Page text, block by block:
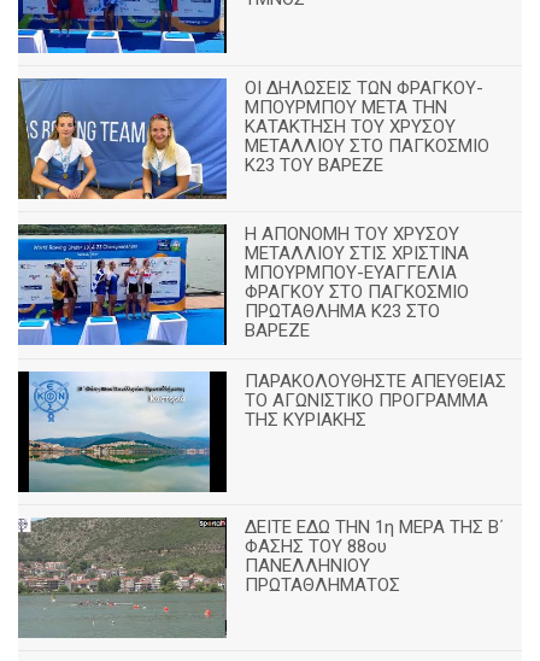
ΟΙ ΔΗΛΩΣΕΙΣ ΤΩΝ ΦΡΑΓΚΟΥ-
ΜΠΟΥΡΜΠΟΥ ΜΕΤΑ ΤΗΝ
ΚΑΤΑΚΤΗΣΗ ΤΟΥ ΧΡΥΣΟΥ
ΜΕΤΑΛΛΙΟΥ ΣΤΟ ΠΑΓΚΟΣΜΙΟ
Κ23 ΤΟΥ ΒΑΡΕΖΕ
Η ΑΠΟΝΟΜΗ ΤΟΥ ΧΡΥΣΟΥ
ΜΕΤΑΛΛΙΟΥ ΣΤΙΣ ΧΡΙΣΤΙΝΑ
ΜΠΟΥΡΜΠΟΥ-ΕΥΑΓΓΕΛΙΑ
ΦΡΑΓΚΟΥ ΣΤΟ ΠΑΓΚΟΣΜΙΟ
ΠΡΩΤΑΘΛΗΜΑ Κ23 ΣΤΟ
ΒΑΡΕΖΕ
ΠΑΡΑΚΟΛΟΥΘΗΣΤΕ ΑΠΕΥΘΕΙΑΣ
ΤΟ ΑΓΩΝΙΣΤΙΚΟ ΠΡΟΓΡΑΜΜΑ
ΤΗΣ ΚΥΡΙΑΚΗΣ
ΔΕΙΤΕ ΕΔΩ ΤΗΝ 1η ΜΕΡΑ ΤΗΣ Β΄
ΦΑΣΗΣ ΤΟΥ 88ου
ΠΑΝΕΛΛΗΝΙΟΥ
ΠΡΩΤΑΘΛΗΜΑΤΟΣ